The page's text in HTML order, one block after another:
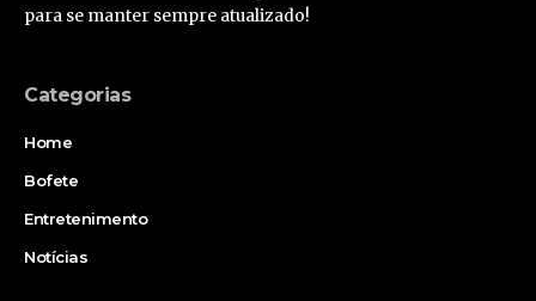
para se manter sempre atualizado!
Categorias
Home
Bofete
Entretenimento
Notícias